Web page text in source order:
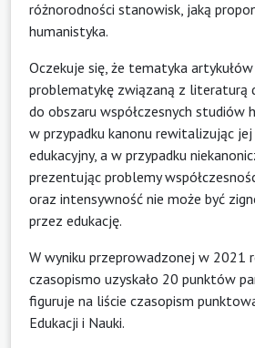
różnorodności stanowisk, jaką
humanistyka.
Oczekuje się, że tematyka artykułów
problematykę związaną z literaturą
do obszaru współczesnych studiów
w przypadku kanonu rewitalizując
edukacyjny, a w przypadku
prezentując problemy
oraz intensywność nie może być
przez edukację.
W wyniku przeprowadzonej w 2021
czasopismo uzyskało 20 punktów
figuruje na liście czasopism
Edukacji i Nauki.